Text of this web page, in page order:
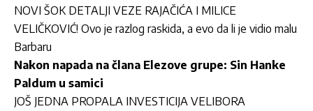
NOVI ŠOK DETALJI VEZE RAJAČIĆA I MILICE
VELIČKOVIĆ! Ovo je razlog raskida, a evo da li je vidio malu
Barbaru
Nakon napada na člana Elezove grupe: Sin Hanke
Paldum u samici
JOŠ JEDNA PROPALA INVESTICIJA VELIBORA